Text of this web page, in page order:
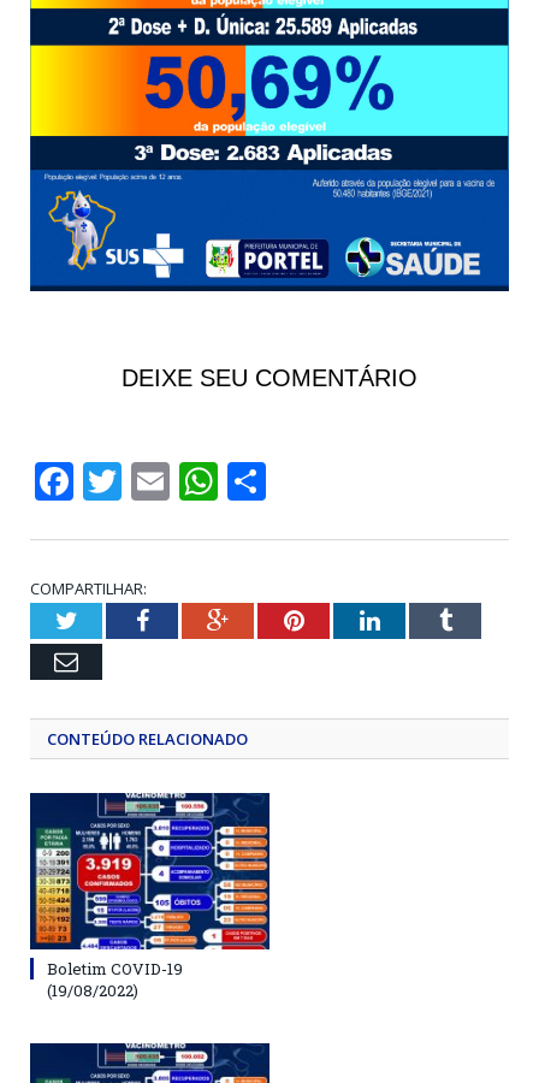
DEIXE SEU COMENTÁRIO
Facebook
Twitter
EmailWhatsApp
COMPARTILHAR:
TwitterFacebookGoogle+PinterestLinkedInTumblr
Email
CONTEÚDO RELACIONADO
Boletim COVID-19
(19/08/2022)